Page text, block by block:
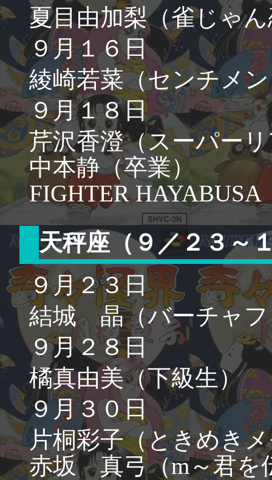
夏目由加梨（雀じゃ
９月１６日
綾崎若菜（センチメ
９月１８日
芹沢香澄（スーパー
中本静（卒業）
FIGHTER
天秤座（９／２３～
９月２３日
結城 晶（バーチャフ
９月２８日
橘真由美（下級生）
９月３０日
片桐彩子（ときめき
赤坂 真弓（m～君を